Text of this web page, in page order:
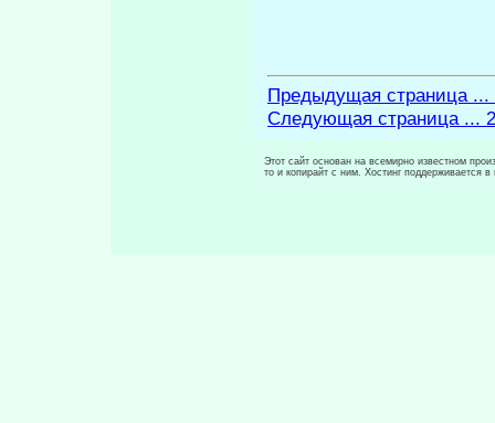
Предыдущая страница ...
Следующая страница ...
Этот сайт основан на всемирно известном
то и копирайт с ним. Хостинг поддерживается